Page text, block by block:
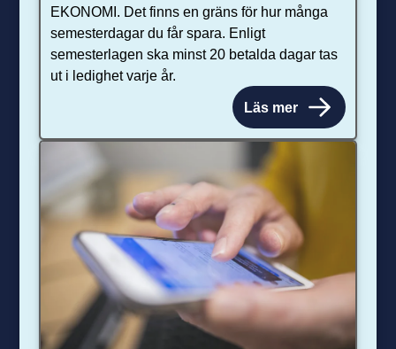
EKONOMI. Det finns en gräns för hur många
semesterdagar du får spara. Enligt
semesterlagen ska minst 20 betalda dagar tas
ut i ledighet varje år.
Läs mer